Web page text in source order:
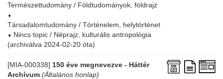
Természettudomány / Földtudományok, földrajz
⬧
Társadalomtudomány / Történelem, helytörténet
⬧ Nincs topic / Néprajz, kulturális antropológia
(archiválva 2024-02-20 óta)
[MIA-000338] 150 éve megnevezve - Háttér
Archívum (Általános honlap)